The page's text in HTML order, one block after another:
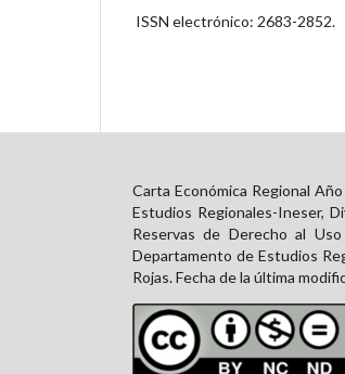
ISSN electrónico: 2683-2852.
Carta Económica Regional
Estudios Regionales-Ineser,
Reservas de Derecho al
Departamento de Estudios
Rojas. Fecha de la última